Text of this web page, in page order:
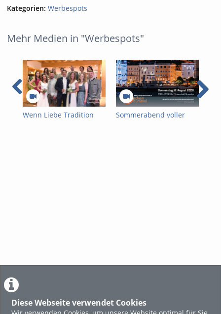
Diese Webseite verwendet Cookies
Kategorien: Werbespots
Mehr Medien in "Werbespots"
Wenn Liebe Tradition
Sommerabend voller